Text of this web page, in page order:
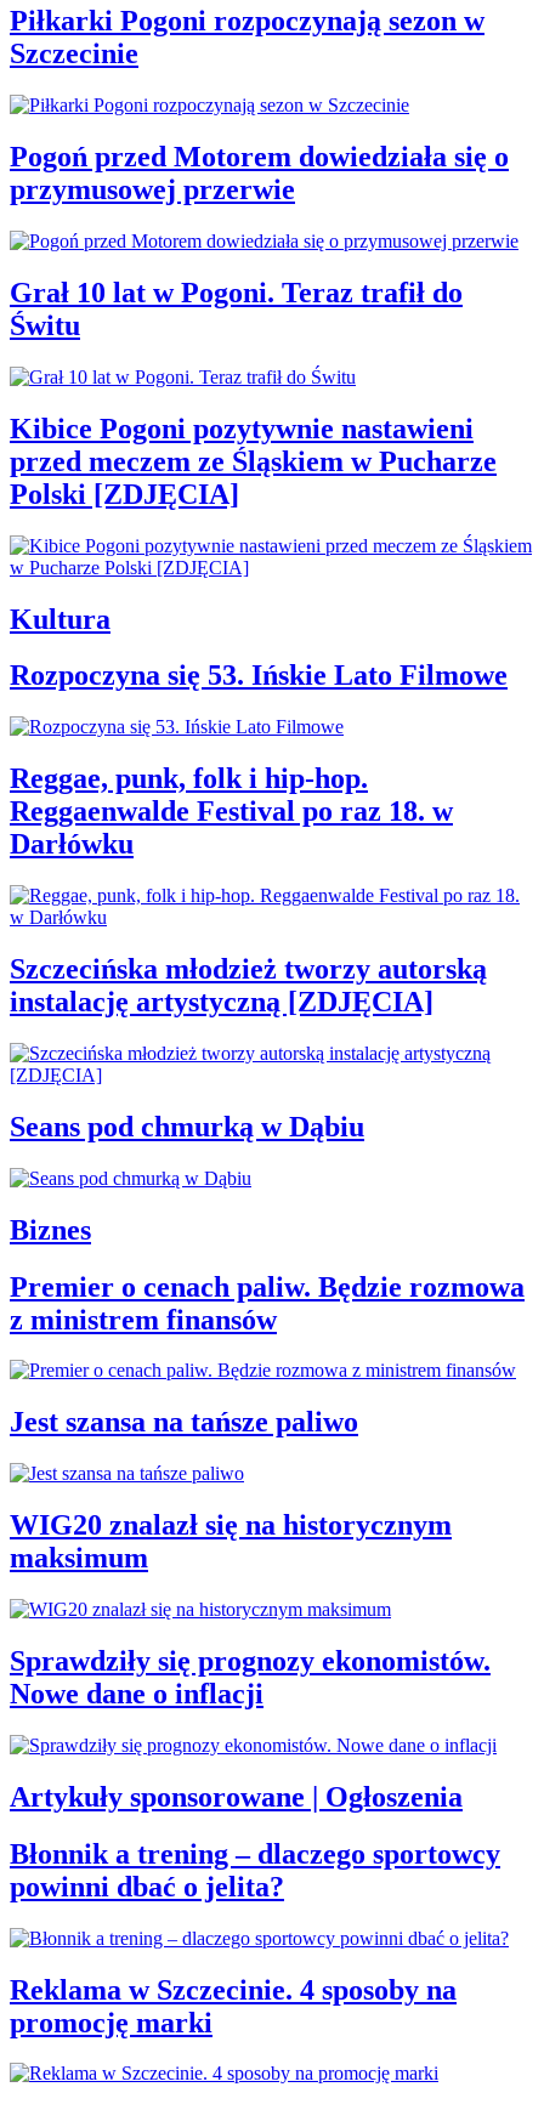
Piłkarki Pogoni rozpoczynają sezon w
Szczecinie
Pogoń przed Motorem dowiedziała się o
przymusowej przerwie
Grał 10 lat w Pogoni. Teraz trafił do
Świtu
Kibice Pogoni pozytywnie nastawieni
przed meczem ze Śląskiem w Pucharze
Polski [ZDJĘCIA]
Kultura
Rozpoczyna się 53. Ińskie Lato Filmowe
Reggae, punk, folk i hip-hop.
Reggaenwalde Festival po raz 18. w
Darłówku
Szczecińska młodzież tworzy autorską
instalację artystyczną [ZDJĘCIA]
Seans pod chmurką w Dąbiu
Biznes
Premier o cenach paliw. Będzie rozmowa
z ministrem finansów
Jest szansa na tańsze paliwo
WIG20 znalazł się na historycznym
maksimum
Sprawdziły się prognozy ekonomistów.
Nowe dane o inflacji
Artykuły sponsorowane | Ogłoszenia
Błonnik a trening – dlaczego sportowcy
powinni dbać o jelita?
Reklama w Szczecinie. 4 sposoby na
promocję marki